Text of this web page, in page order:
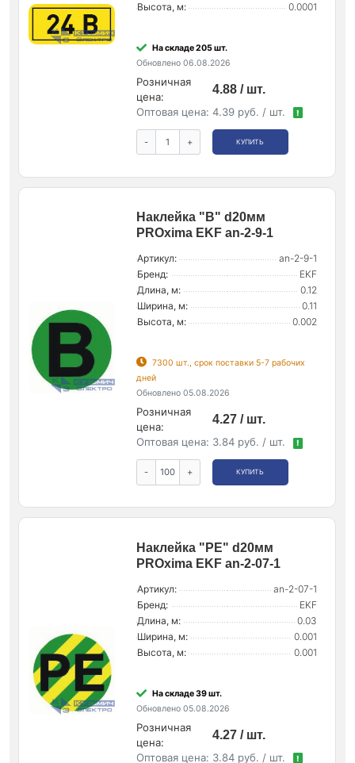
Высота, м: 0.0001
На складе 205 шт.
Обновлено 06.08.2026
Розничная
цена:
4.88 / шт.
Оптовая цена: 4.39 руб. / шт. !
- + КУПИТЬ
Наклейка "B" d20мм
PROxima EKF an-2-9-1
Артикул:
an-2-9-1
Бренд:
EKF
Длина, м:
0.12
Ширина, м:
0.11
Высота, м:
0.002
7300 шт., срок поставки 5-7 рабочих
дней
Обновлено 05.08.2026
Розничная
цена:
4.27 / шт.
Оптовая цена: 3.84 руб. / шт. !
- + КУПИТЬ
Наклейка "PE" d20мм
PROxima EKF an-2-07-1
Артикул:
an-2-07-1
Бренд:
EKF
Длина, м:
0.03
Ширина, м:
0.001
Высота, м:
0.001
На складе 39 шт.
Обновлено 05.08.2026
Розничная
цена:
4.27 / шт.
Оптовая цена: 3.84 руб. / шт. !